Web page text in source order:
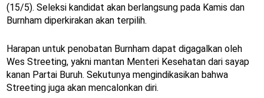
(15/5). Seleksi kandidat akan berlangsung pada Kamis dan
Burnham diperkirakan akan terpilih.
Harapan untuk penobatan Burnham dapat digagalkan oleh
Wes Streeting, yakni mantan Menteri Kesehatan dari sayap
kanan Partai Buruh. Sekutunya mengindikasikan bahwa
Streeting juga akan mencalonkan diri.